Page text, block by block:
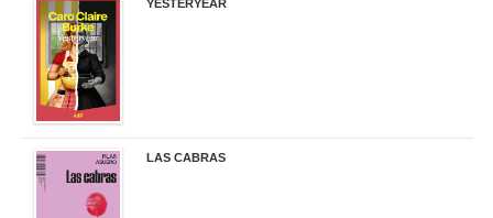
YESTERYEAR
LAS CABRAS